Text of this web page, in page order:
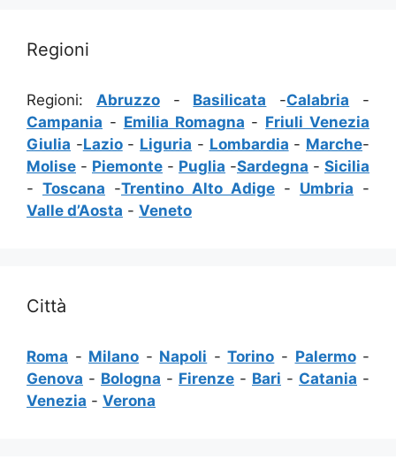
Regioni
Regioni: Abruzzo- Basilicata -Calabria -
Campania - Emilia Romagna - Friuli Venezia
Giulia -Lazio- Liguria - Lombardia - Marche-
Molise - Piemonte - Puglia -Sardegna - Sicilia
- Toscana -Trentino Alto Adige - Umbria -
Valle d’Aosta - Veneto
Città
Roma - Milano - Napoli -Torino - Palermo-
Genova - Bologna - Firenze - Bari - Catania -
Venezia - Verona